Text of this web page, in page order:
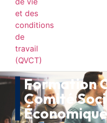
Formation
Comité
Économique